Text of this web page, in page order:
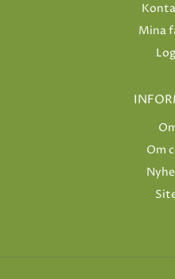
Mina
Om